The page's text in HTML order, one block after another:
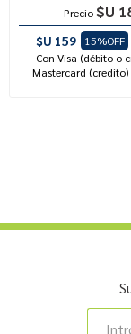
Precio $U
$U 159
15%OFF
Con Visa (débito o
Mastercard (credito)